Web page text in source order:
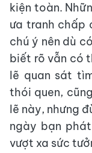
kiện toàn.
ưa tranh chấp
chú ý nên dù
biết rõ vẫn có
lẽ quan sát
thói quen,
lẽ này, nhưng
ngày bạn
vượt xa sức